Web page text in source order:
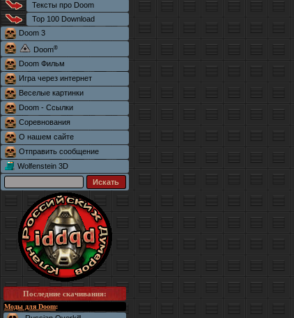
Тексты про Doom
Top 100 Download
Doom 3
Doom®
Doom Фильм
Игра через интернет
Веселые картинки
Doom - Ссылки
Соревнования
О нашем сайте
Отправить сообщение
Wolfenstein 3D
Последние скачивания:
Моды для Doom: